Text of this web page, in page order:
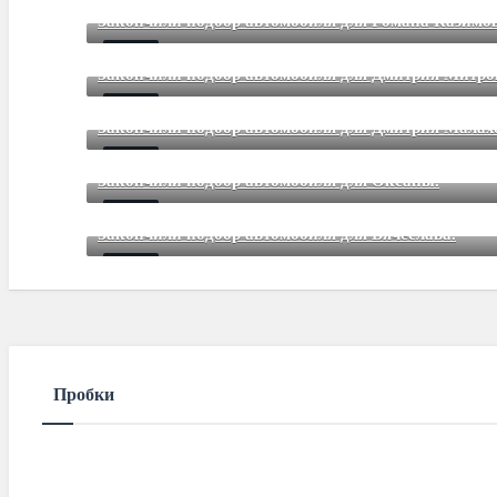
Закончили подбор автомобиля для Романа
Закончили подбор автомобиля для Дмитрия
Закончили подбор автомобиля для Дмитрия
Закончили подбор автомобиля для Оксаны.
Закончили подбор автомобиля для Вячеслава.
Пробки